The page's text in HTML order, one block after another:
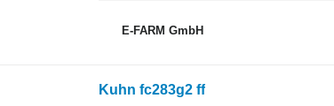
E-FARM GmbH
Kuhn fc283g2 ff